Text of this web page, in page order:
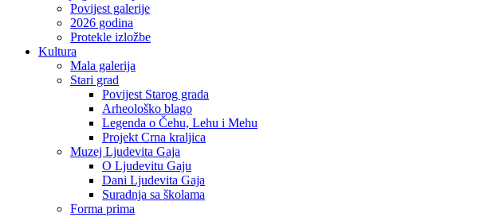
Povijest galerije
2026 godina
Protekle izložbe
Kultura
Mala galerija
Stari grad
Povijest Starog grada
Arheološko blago
Legenda o Čehu, Lehu i Mehu
Projekt Crna kraljica
Muzej Ljudevita Gaja
O Ljudevitu Gaju
Dani Ljudevita Gaja
Suradnja sa školama
Forma prima